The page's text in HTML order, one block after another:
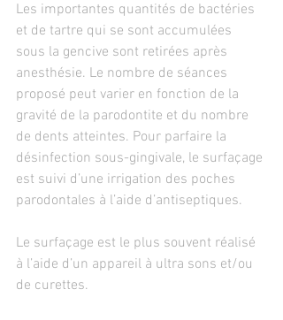
Les importantes quantités de bactéries
et de tartre qui se sont accumulées
sous la gencive sont retirées après
anesthésie. Le nombre de séances
proposé peut varier en fonction de la
gravité de la parodontite et du nombre
de dents atteintes. Pour parfaire la
désinfection sous-gingivale, le surfaçage
est suivi d’une irrigation des poches
parodontales à l’aide d’antiseptiques.
Le surfaçage est le plus souvent réalisé
à l’aide d’un appareil à ultra sons et/ou
de curettes.